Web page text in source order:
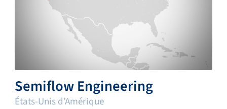
Semiflow Engineering
États-Unis d’Amérique